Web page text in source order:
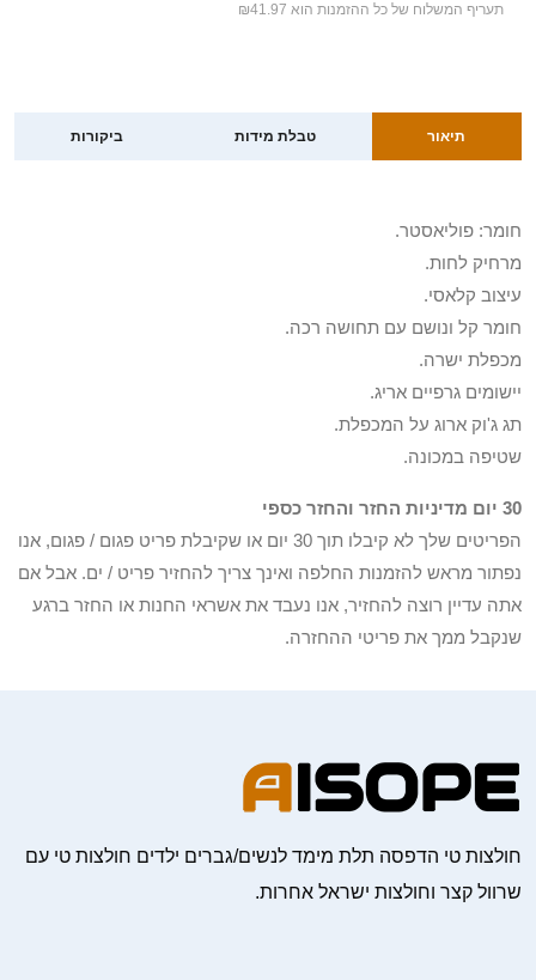
תעריף המשלוח של כל ההזמנות הוא ₪41.97
תיאור טבלת מידות ביקורות
חומר: פוליאסטר.
מרחיק לחות.
עיצוב קלאסי.
חומר קל ונושם עם תחושה רכה.
מכפלת ישרה.
יישומים גרפיים אריג.
תג ג'וק ארוג על המכפלת.
שטיפה במכונה.
30 יום מדיניות החזר והחזר כספי
הפריטים שלך לא קיבלו תוך 30 יום או שקיבלת פריט פגום / פגום, אנו
נפתור מראש להזמנות החלפה ואינך צריך להחזיר פריט / ים. אבל אם
אתה עדיין רוצה להחזיר, אנו נעבד את אשראי החנות או החזר ברגע
שנקבל ממך את פריטי ההחזרה.
חולצות טי הדפסה תלת מימד לנשים/גברים ילדים חולצות טי עם
שרוול קצר וחולצות ישראל אחרות.